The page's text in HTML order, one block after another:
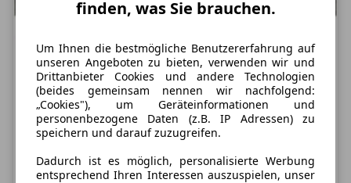
Nur Gewerbekunden
Opel Grandland
Edition 🔥Vorlauffahrzeug🔥+Allwetterreifen+uvm.
Treibstoff
Mild-/Vollhybrid (Benzin)
Leistung
145 PS
Zustand
Neu
finden, was Sie brauchen.
Um Ihnen die bestmögliche Benutzererfahrung auf
unseren Angeboten zu bieten, verwenden wir und
Drittanbieter Cookies und andere Technologien
(beides gemeinsam nennen wir nachfolgend:
„Cookies"), um Geräteinformationen und
personenbezogene Daten (z.B. IP Adressen) zu
speichern und darauf zuzugreifen.
Dadurch ist es möglich, personalisierte Werbung
entsprechend Ihren Interessen auszuspielen, unser